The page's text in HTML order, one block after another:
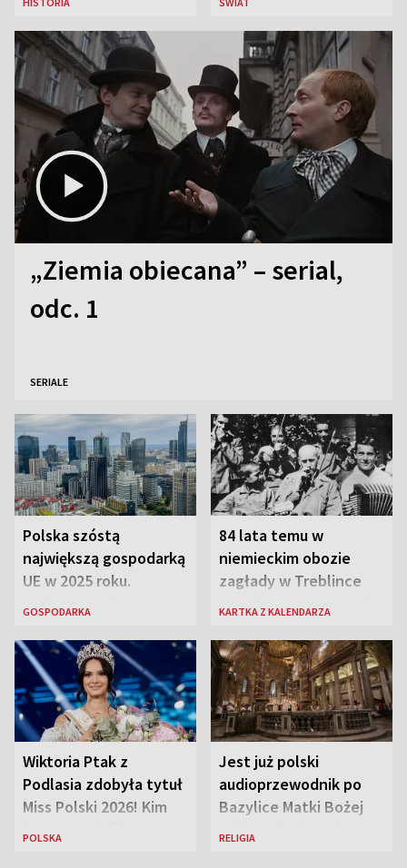
„Ziemia obiecana” – serial,
odc. 1
SERIALE
Polska szóstą
największą gospodarką
UE w 2025 roku.
Najnowsze dane
GOSPODARKA
84 lata temu w
niemieckim obozie
zagłady w Treblince
zmarł Janusz Korczak
KARTKA Z KALENDARZA
Wiktoria Ptak z
Podlasia zdobyła tytuł
Miss Polski 2026! Kim
jest nowa królowa
POLSKA
Jest już polski
audioprzewodnik po
Bazylice Matki Bożej
Większej w Rzymie
RELIGIA